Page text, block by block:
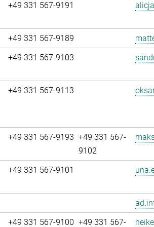
+49 331 567-9191
+49 331 567-9189
+49 331 567-9103
+49 331 567-9113
+49 331 567-9193 +49 331 567-
9102
+49 331 567-9101
+49 331 567-9100 +49 331 567-